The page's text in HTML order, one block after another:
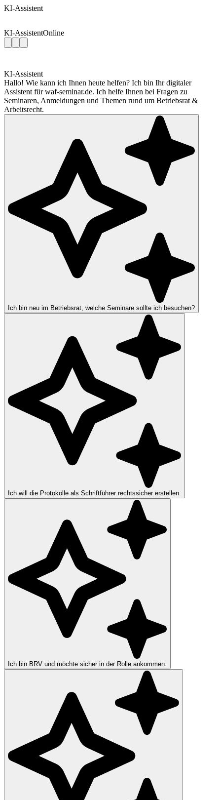
KI-Assistent
KI-AssistentOnline
KI-Assistent
Hallo! Wie kann ich Ihnen heute helfen? Ich bin Ihr digitaler
Assistent für waf-seminar.de. Ich helfe Ihnen bei Fragen zu
Seminaren, Anmeldungen und Themen rund um Betriebsrat &
Arbeitsrecht.
Ich bin neu im Betriebsrat, welche Seminare sollte ich besuchen?
Ich will die Protokolle als Schriftführer rechtssicher erstellen.
Ich bin BRV und möchte sicher in der Rolle ankommen.